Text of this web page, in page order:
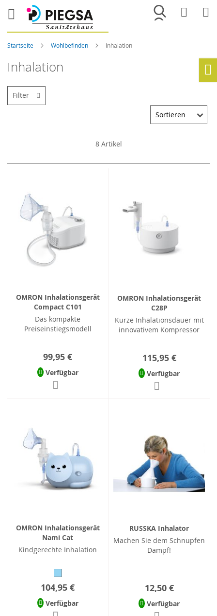
Merkliste
Startseite Wohlbefinden Inhalation
Inhalation
8Artikel
OMRON Inhalationsgerät
Compact C101
Das kompakte
Preiseinstiegsmodell
99,95 €
Verfügbar
OMRON Inhalationsgerät
C28P
Kurze Inhalationsdauer mit
innovativem Kompressor
115,95 €
Verfügbar
OMRON Inhalationsgerät
Nami Cat
Kindgerechte Inhalation
104,95 €
Verfügbar
RUSSKA Inhalator
Machen Sie dem Schnupfen
Dampf!
12,50 €
Verfügbar
Filter